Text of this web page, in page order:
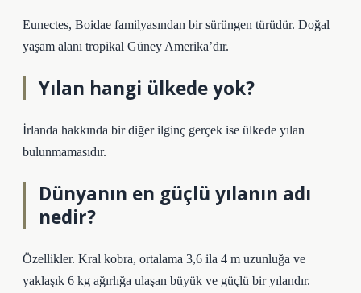
Eunectes, Boidae familyasından bir sürüngen türüdür. Doğal
yaşam alanı tropikal Güney Amerika’dır.
Yılan hangi ülkede yok?
İrlanda hakkında bir diğer ilginç gerçek ise ülkede yılan
bulunmamasıdır.
Dünyanın en güçlü yılanın adı
nedir?
Özellikler. Kral kobra, ortalama 3,6 ila 4 m uzunluğa ve
yaklaşık 6 kg ağırlığa ulaşan büyük ve güçlü bir yılandır.